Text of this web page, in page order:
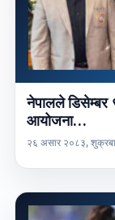
नेपालले डिसेम्बर
आयोजना…
२६ असार २०८३,